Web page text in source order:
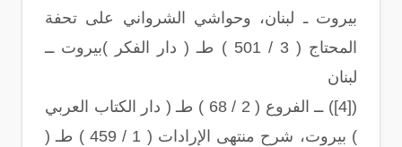
بيروت ـ لبنان، وحواشي الشرواني على تحفة
المحتاج ( 3 / 501 ) طـ ( دار الفكر )بيروت ــ
لبنان
([4]) ــ الفروع ( 2 / 68 ) طـ ( دار الكتاب العربي
) بيروت، شرح منتهى الإرادات ( 1 / 459 ) طـ (